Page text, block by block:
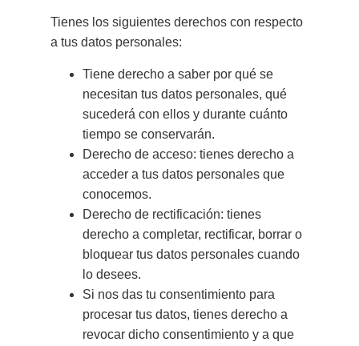
Tienes los siguientes derechos con respecto
a tus datos personales:
Tiene derecho a saber por qué se
necesitan tus datos personales, qué
sucederá con ellos y durante cuánto
tiempo se conservarán.
Derecho de acceso: tienes derecho a
acceder a tus datos personales que
conocemos.
Derecho de rectificación: tienes
derecho a completar, rectificar, borrar o
bloquear tus datos personales cuando
lo desees.
Si nos das tu consentimiento para
procesar tus datos, tienes derecho a
revocar dicho consentimiento y a que